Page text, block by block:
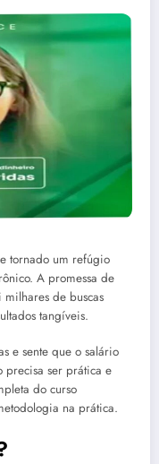
tornado um refúgio
A promessa de
de buscas
tangíveis.
e sente que o salário
precisa ser prática e
do curso
na prática.